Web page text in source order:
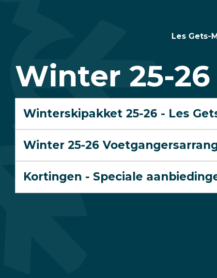
Les Gets-
Les
Gets-
Morzine
Webtarieven
Winter 25-
Winterskipakket 25-26 - Les
Winter 25-26
Kortingen - Speciale